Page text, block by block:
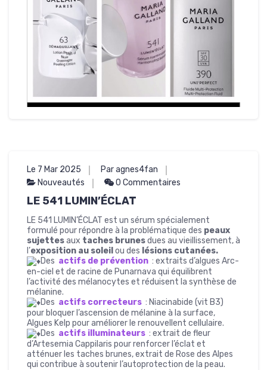
Le 7 Mar 2025
Par agnes4fan
Nouveautés
0 Commentaires
LE 541 LUMIN’ÉCLAT
LE 541 LUMIN’ÉCLAT est un sérum spécialement
formulé pour répondre à la problématique des peaux
sujettesaux taches brunesdues au vieillissement, à
l’exposition au soleil ou des lésions cutanées.
Des actifs de prévention : extraits d’algues Arc-
en-ciel et de racine de Punarnava qui équilibrent
l’activité des mélanocytes et réduisent la synthèse de
mélanine.
Des actifs correcteurs : Niacinabide (vit B3)
pour bloquer l’ascension de mélanine à la surface,
Algues Kelp pour améliorer le renouvellent cellulaire.
Des actifs illuminateurs : extrait de fleur
d’Artesemia Cappilaris pour renforcer l’éclat et
atténuer les taches brunes, extrait de Rose des Alpes
qui contribue à soutenir l’autoprotection de la peau.